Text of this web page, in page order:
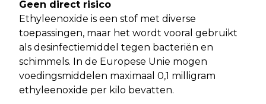
Geen direct risico
Ethyleenoxide is een stof met diverse
toepassingen, maar het wordt vooral gebruikt
als desinfectiemiddel tegen bacteriën en
schimmels. In de Europese Unie mogen
voedingsmiddelen maximaal 0,1 milligram
ethyleenoxide per kilo bevatten.